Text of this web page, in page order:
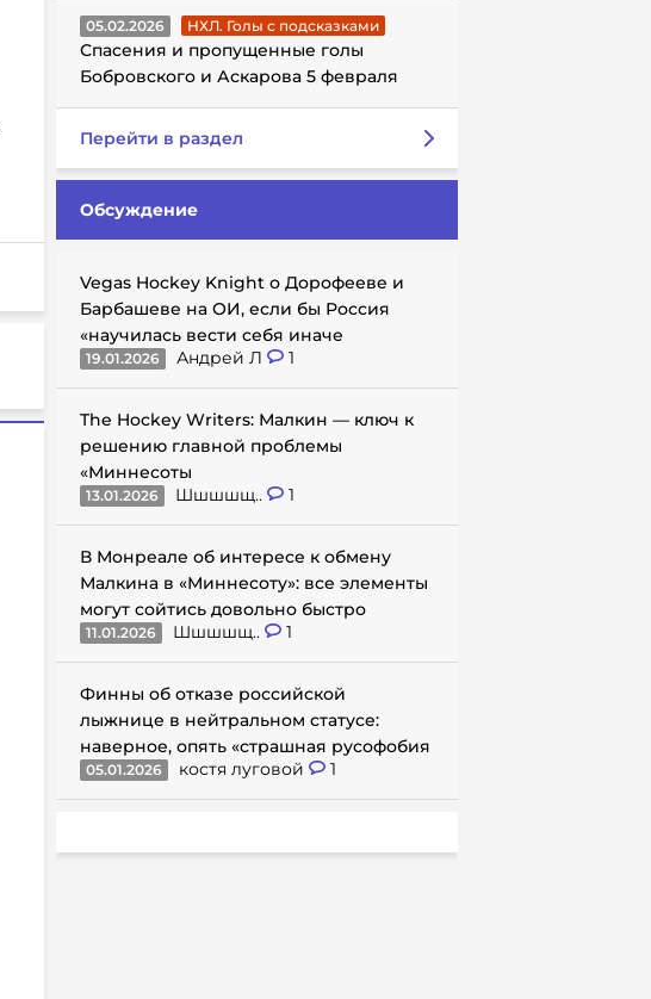
05.02.2026 НХЛ. Голы с подсказками
Спасения и пропущенные голы
Бобровского и Аскарова 5 февраля
Перейти в раздел
Обсуждение
Vegas Hockey Knight о Дорофееве и
Барбашеве на ОИ, если бы Россия
«научилась вести себя иначе
19.01.2026 Андрей Л 1
The Hockey Writers: Малкин — ключ к
решению главной проблемы
«Миннесоты
13.01.2026 Шшшшщ.. 1
В Монреале об интересе к обмену
Малкина в «Миннесоту»: все элементы
могут сойтись довольно быстро
11.01.2026 Шшшшщ.. 1
Финны об отказе российской
лыжнице в нейтральном статусе:
наверное, опять «страшная русофобия
05.01.2026 костя луговой 1